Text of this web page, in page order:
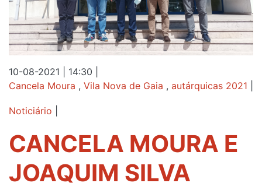
10-08-2021 | 14:30
Cancela Moura , Vila Nova de Gaia , autárquicas 2021
Noticiário
CANCELA MOURA E
JOAQUIM SILVA